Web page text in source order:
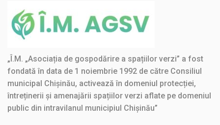
„Î.M. „Asociația de gospodărire a spațiilor verzi” a fost
fondată în data de 1 noiembrie 1992 de către Consiliul
municipal Chișinău, activează în domeniul protecției,
întreținerii și amenajării spațiilor verzi aflate pe domeniul
public din intravilanul municipiul Chișinău”